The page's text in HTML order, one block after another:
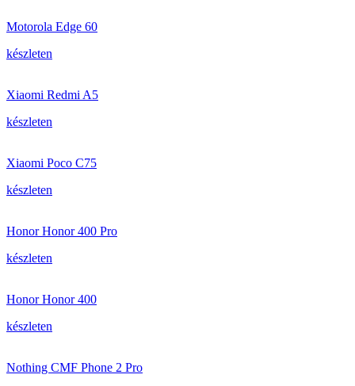
Motorola Edge 60
készleten
Xiaomi Redmi A5
készleten
Xiaomi Poco C75
készleten
Honor Honor 400 Pro
készleten
Honor Honor 400
készleten
Nothing CMF Phone 2 Pro